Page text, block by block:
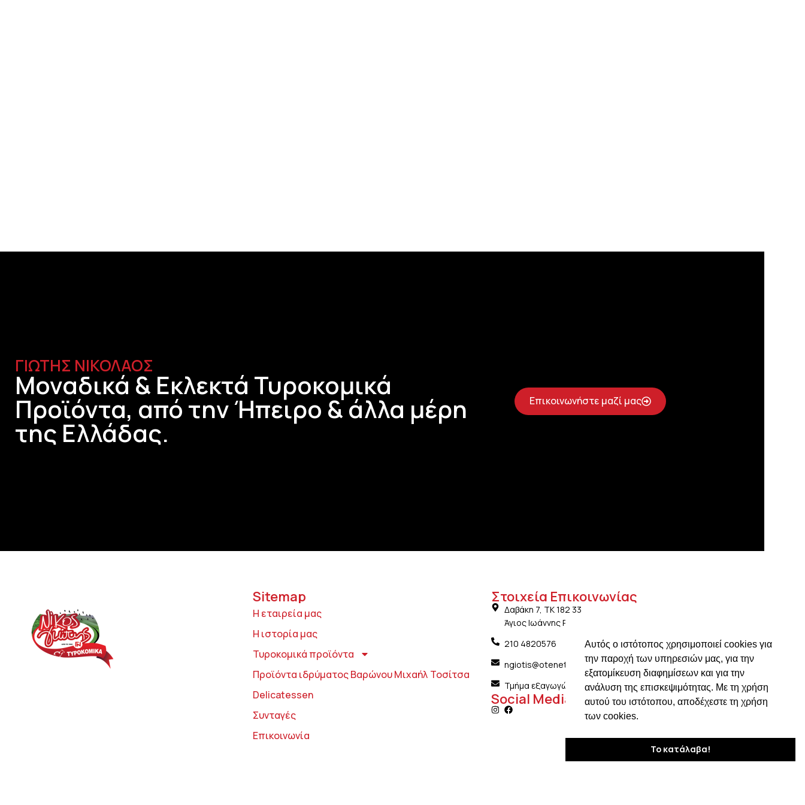
Αυτός ο ιστότοπος χρησιμοποιεί cookies για
την παροχή των υπηρεσιών μας, για την
εξατομίκευση διαφημίσεων και για την
ανάλυση της επισκεψιμότητας. Με τη χρήση
αυτού του ιστότοπου, αποδέχεστε τη χρήση
των cookies.
Το κατάλαβα!
ΓΙΩΤΗΣ ΝΙΚΟΛΑΟΣ
Μοναδικά & Εκλεκτά Τυροκομικά
Προϊόντα, από την Ήπειρο & άλλα μέρη
της Ελλάδας.
Επικοινωνήστε μαζί μας
Sitemap
Η εταιρεία μας
Η ιστορία μας
Τυροκομικά προϊόντα
Προϊόντα ιδρύματος Βαρώνου Μιχαήλ Τοσίτσα
Delicatessen
Συνταγές
Επικοινωνία
Στοιχεία Επικοινωνίας
Δαβάκη 7, ΤΚ 182 33
Άγιος Ιωάννης Ρέντης Αττικής
210 4820576
ngiotis@otenet.gr
Τμήμα εξαγωγών: ngiotis.ike@gmail.com
Social Media